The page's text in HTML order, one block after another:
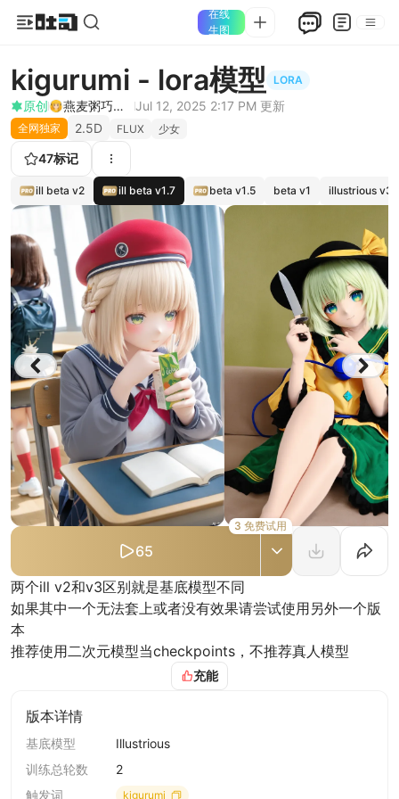
在线
生图
kigurumi - lora模型 LORA
原创 燕麦粥巧克力 Jul 12, 2025 2:17 PM 更新
全网独家 2.5D FLUX 少女
47标记
ill beta v2 ill beta v1.7 beta v1.5 beta v1 illustrious v3
65
3 免费试用
两个ill v2和v3区别就是基底模型不同
如果其中一个无法套上或者没有效果请尝试使用另外一个版
本
推荐使用二次元模型当checkpoints，不推荐真人模型
充能
版本详情
基底模型
Illustrious
训练总轮数
2
触发词
kigurumi